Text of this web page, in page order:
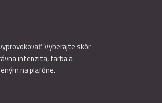
Vyberajte skôr
intenzita, farba a
na plafóne.